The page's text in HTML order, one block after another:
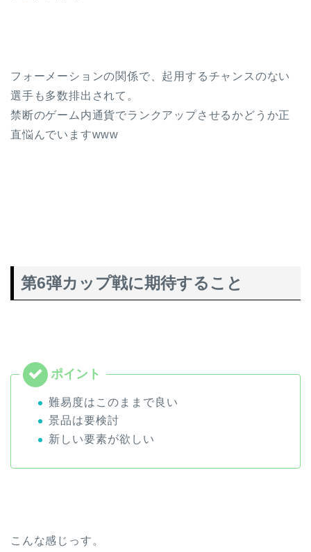
フォーメーションの関係で、起用するチャンスのない
選手も多数排出されて。
禁断のゲーム内通貨でランクアップさせるかどうか正
直悩んでいますwww
第6弾カップ戦に期待すること
難易度はこのままで良い
景品は要検討
新しい要素が欲しい
こんな感じっす。